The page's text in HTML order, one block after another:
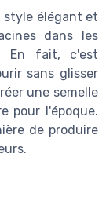
style élégant et
dans les
En fait, c'est
sans glisser
une semelle
pour l'époque.
de produire